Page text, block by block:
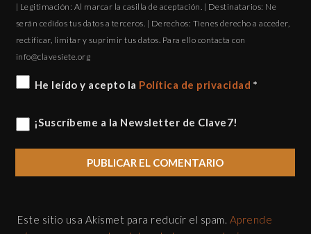
| Legitimación: Al marcar la casilla de aceptación. | Destinatarios: Ne
serán cedidos tus datos a terceros. | Derechos: Tienes derecho a acceder,
rectificar, limitar y suprimir tus datos. Para ello contacta con
gro.eteisevalc@ofni
He leído y acepto la Política de privacidad *
¡Suscríbeme a la Newsletter de Clave7!
Este sitio usa Akismet para reducir el spam. Aprende